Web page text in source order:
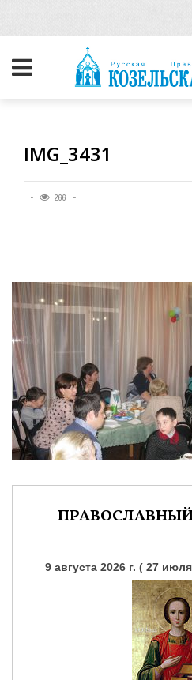
IMG_3431
266
9 августа 2026 г. ( 27